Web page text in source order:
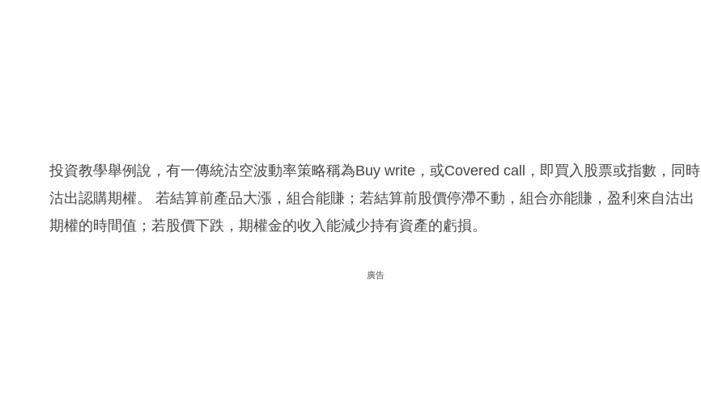
投資教學舉例說，有一傳統沽空波動率策略稱為Buy write，或Covered call，即買入股票或指數，同時
沽出認購期權。 若結算前產品大漲，組合能賺；若結算前股價停滯不動，組合亦能賺，盈利來自沽出
期權的時間值；若股價下跌，期權金的收入能減少持有資產的虧損。
廣告